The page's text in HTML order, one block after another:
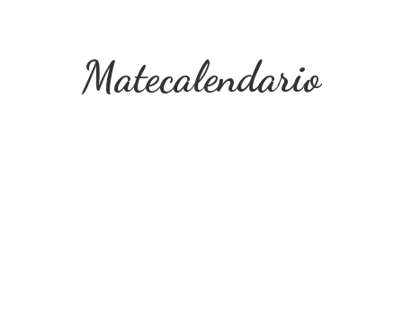
Matecalendario